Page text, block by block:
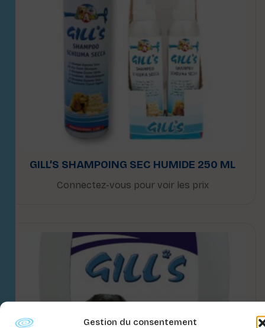
Gestion du consentement
GILL’S SHAMPOING SEC HUMIDE 250 ML
Connectez-vous pour voir les prix